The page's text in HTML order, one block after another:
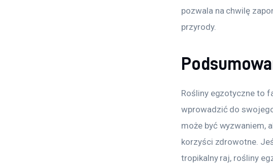
pozwala na chwilę
przyrody.
Rośliny egzotyczne to
wprowadzić do
może być wyzwaniem,
korzyści zdrowotne.
tropikalny raj, rośliny